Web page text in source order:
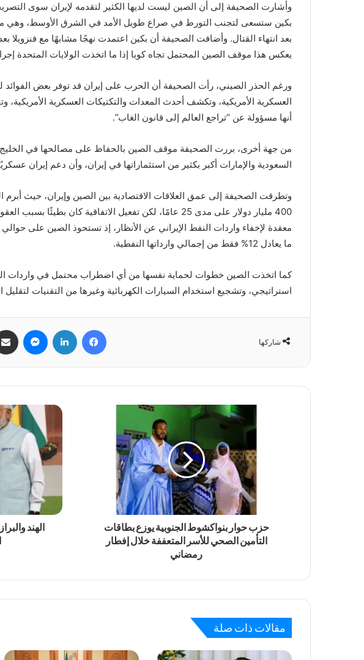
وأشارت الصحيفة إلى أن الصين ليست لديها الكثير لتقدمه لإيران سوى
بكين ستسعى لتجنب التورط في صراع طويل الأمد في الشرق الأوسط، وهي
بعد انتهاء القتال. وأضافت الصحيفة أن بكين اعتمدت نهجًا مشابهًا مع فنزويلا
يعكس هذا موقف الصين المحتمل تجاه كوبا إذا ما اتخذت الولايات المتحدة
ورغم الحذر الصيني، رأت الصحيفة أن الحرب على إيران قد توفر بعض الفوائد
العسكرية الأمريكية، وتكشف أحدث المعدات والتكتيكات العسكرية الأمريكية،
أنها مسؤولة عن “تراجع العالم إلى قانون الغاب”.
من جهة أخرى، بررت الصحيفة موقف الصين بالحفاظ على مصالحها في
السعودية والإمارات أكبر بكثير من استثماراتها في إيران، وأن دعم إيران
400 مليار دولار على مدى 25 عامًا، لكن تفعيل الاتفاقية كان
ما يعادل 12% فقط من إجمالي وارداتها النفطية.
كما اتخذت الصين خطوات لحماية نفسها من أي اضطراب محتمل في واردات
استراتيجي، وتشجيع استخدام السيارات الكهربائية وغيرها من التقنيات لتقليل
شاركها
فيسبوك لينكدإن ماسنجر
حزب حوار بنواكشوط الجنوبية يوزع بطاقات
التأمين الصحي للأسر المتعففة خلال إفطار
رمضاني
الهند
مقالات ذات صلة